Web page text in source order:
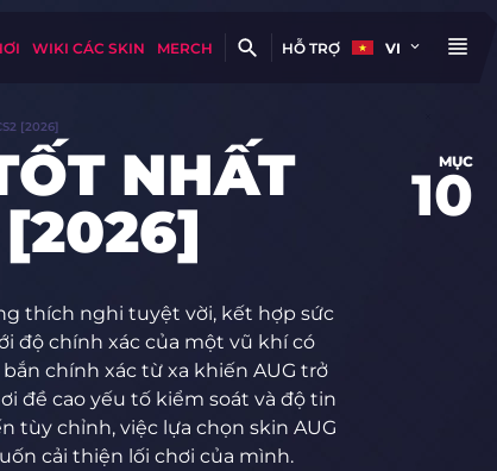
WIKI CÁC SKIN MERCH HỖ TRỢ VI
[2026]
NHẤT
[2026]
MỤC
10
thích nghi tuyệt vời, kết hợp sức
độ chính xác của một vũ khí có
chính xác từ xa khiến AUG trở
đề cao yếu tố kiểm soát và độ tin
tùy chỉnh, việc lựa chọn skin AUG
cải thiện lối chơi của mình.